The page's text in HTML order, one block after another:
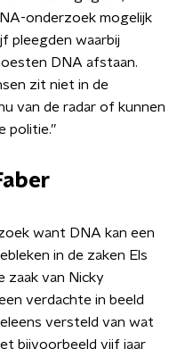
onderzoek mogelijk
pleegden waarbij
DNA afstaan.
zit niet in de
van de radar of kunnen
want DNA kan een
in de zaken Els
zaak van Nicky
verdachte in beeld
versteld van wat
bijvoorbeeld vijf jaar